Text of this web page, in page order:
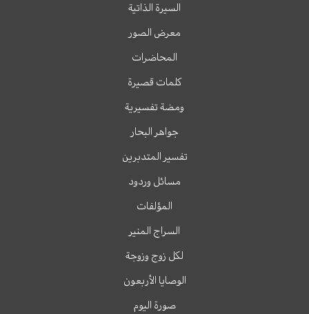
السيرة الذاتية
معرض الصور
المحاضرات
كلمات قصيرة
ومضة تفسيرية
جواهر البحار
تفسير المتدبرين
مسائل وردود
المؤلفات
السراج المنير
لكل زوج وزوجة
الوصايا الأربعون
صورة اليوم